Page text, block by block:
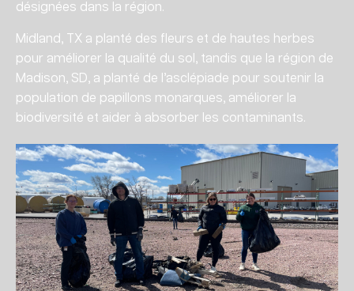
désignées dans la région.
Midland, TX a planté des fleurs et de hautes herbes
pour améliorer la qualité du sol, tandis que la région de
Madison, SD, a planté de l’asclépiade pour soutenir la
population de papillons monarques, améliorer la
biodiversité et aider à absorber les contaminants.